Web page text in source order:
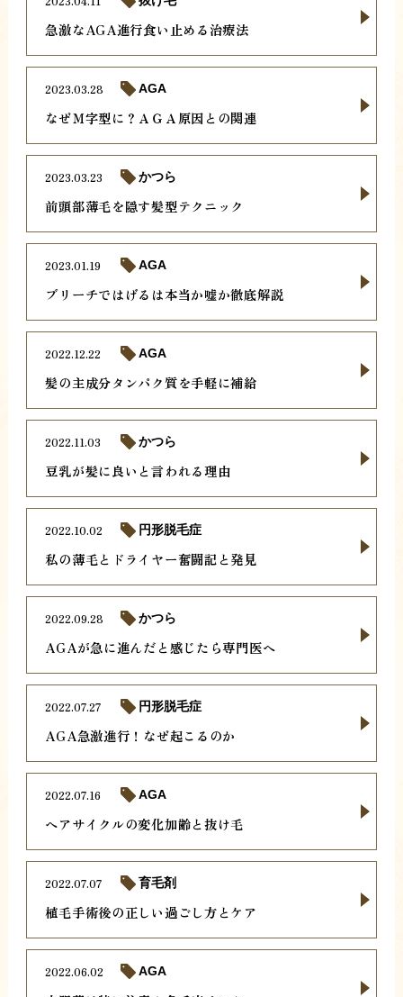
急激なAGA進行食い止める治療法
なぜＭ字型に？ＡＧＡ原因との関連
2023.03.28 AGA
前頭部薄毛を隠す髪型テクニック
2023.03.23 かつら
ブリーチではげるは本当か嘘か徹底解説
2023.01.19 AGA
髪の主成分タンパク質を手軽に補給
2022.12.22 AGA
豆乳が髪に良いと言われる理由
2022.11.03 かつら
私の薄毛とドライヤー奮闘記と発見
2022.10.02 円形脱毛症
AGAが急に進んだと感じたら専門医へ
2022.09.28 かつら
AGA急激進行！なぜ起こるのか
2022.07.27 円形脱毛症
ヘアサイクルの変化加齢と抜け毛
2022.07.16 AGA
植毛手術後の正しい過ごし方とケア
2022.07.07 育毛剤
2022.06.02 AGA